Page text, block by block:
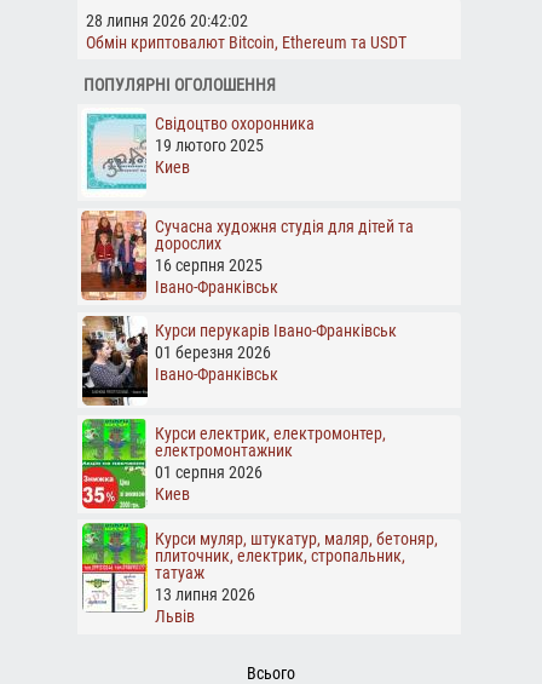
28 липня 2026 20:42:02
Обмін криптовалют Bitcoin, Ethereum та USDT
ПОПУЛЯРНІ ОГОЛОШЕННЯ
Свідоцтво охоронника
19 лютого 2025
Киев
Сучасна художня студія для дітей та
дорослих
16 серпня 2025
Івано-Франківськ
Курси перукарів Івано-Франківськ
01 березня 2026
Івано-Франківськ
Курси електрик, електромонтер,
електромонтажник
01 серпня 2026
Киев
Курси муляр, штукатур, маляр, бетоняр,
плиточник, електрик, стропальник,
татуаж
13 липня 2026
Львів
Всього